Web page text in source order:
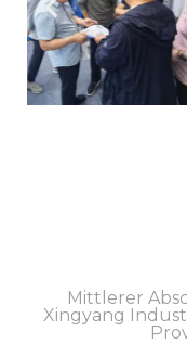
Mittlerer
Xingyang